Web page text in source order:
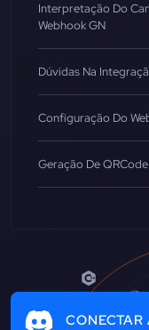
Interpretação Do
Webhook GN
Dúvidas Na
Configuração Do
Geração De
CONECTAR